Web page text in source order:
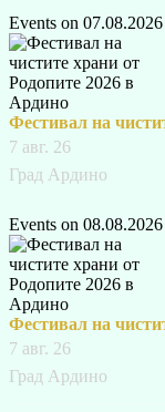
Events on 07.08.2026
Фестивал на
7 авг. 26
Град Ардино
Events on 08.08.2026
Фестивал на
7 авг. 26
Град Ардино